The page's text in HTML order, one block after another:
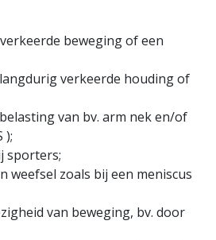
beweging of een
verkeerde houding of
van bv. arm nek en/of
);
sporters;
weefsel zoals bij een meniscus
van beweging, bv. door